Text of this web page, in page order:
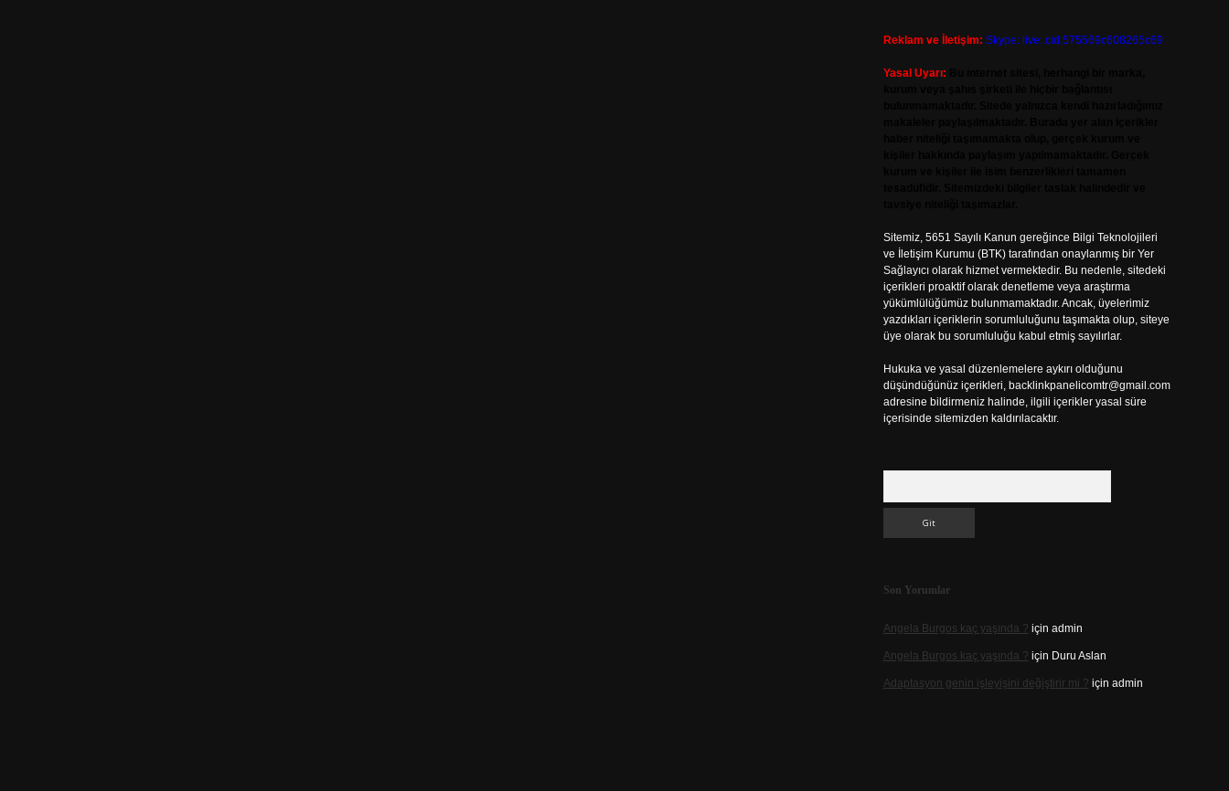
Reklam ve İletişim: Skype: live:.cid.575569c608265c69
Yasal Uyarı:
Sitemiz, 5651 Sayılı Kanun gereğince Bilgi Teknolojileri
ve İletişim Kurumu (BTK) tarafından onaylanmış bir Yer
Sağlayıcı olarak hizmet vermektedir. Bu nedenle, sitedeki
içerikleri proaktif olarak denetleme veya araştırma
yükümlülüğümüz bulunmamaktadır. Ancak, üyelerimiz
yazdıkları içeriklerin sorumluluğunu taşımakta olup, siteye
üye olarak bu sorumluluğu kabul etmiş sayılırlar.
Hukuka ve yasal düzenlemelere aykırı olduğunu
düşündüğünüz içerikleri, backlinkpanelicomtr@gmail.com
adresine bildirmeniz halinde, ilgili içerikler yasal süre
içerisinde sitemizden kaldırılacaktır.
Son Yorumlar
Angela Burgos kaç yaşında ? için admin
Angela Burgos kaç yaşında ? için Duru Aslan
Adaptasyon genin işleyişini değiştirir mi ? için admin